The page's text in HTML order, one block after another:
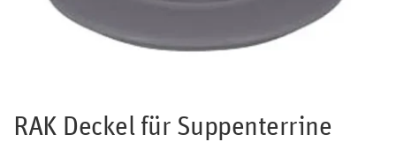
RAK Deckel für Suppenterrine